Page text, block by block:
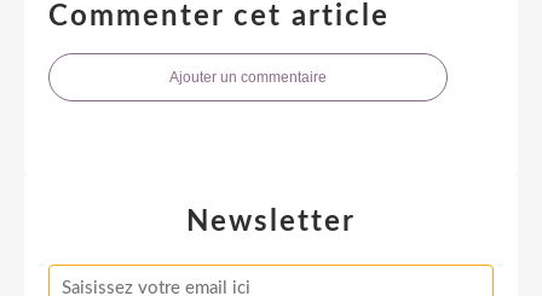
Commenter cet article
Ajouter un commentaire
Newsletter